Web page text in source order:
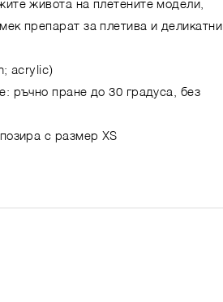
живота на плетените модели,
препарат за плетива и деликатни
acrylic)
ръчно пране до 30 градуса, без
с размер XS